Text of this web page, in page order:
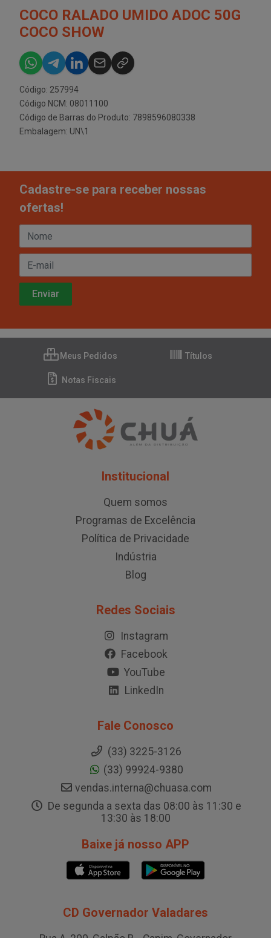
COCO RALADO UMIDO ADOC 50G
COCO SHOW
Código: 257994
Código NCM: 08011100
Código de Barras do Produto: 7898596080338
Embalagem: UN\1
Cadastre-se para receber nossas
ofertas!
Meus Pedidos Títulos
Notas Fiscais
Institucional
Quem somos
Programas de Excelência
Política de Privacidade
Indústria
Blog
Redes Sociais
Instagram
Facebook
YouTube
LinkedIn
Fale Conosco
(33) 3225-3126
(33) 99924-9380
vendas.interna@chuasa.com
De segunda a sexta das 08:00 às 11:30 e
13:30 às 18:00
Baixe já nosso APP
CD Governador Valadares